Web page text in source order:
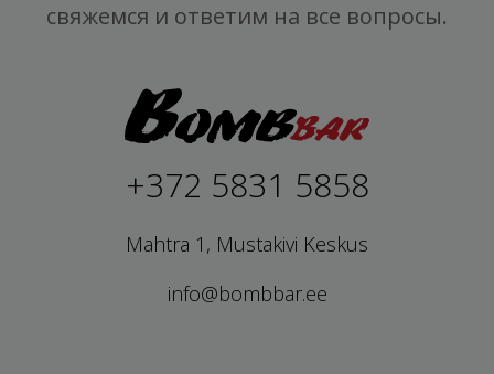
свяжемся и ответим на все вопросы.
+372 5831 5858
Mahtra 1, Mustakivi Keskus
info@bombbar.ee